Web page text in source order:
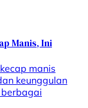
Manis, Ini
manis
keunggulan
berbagai